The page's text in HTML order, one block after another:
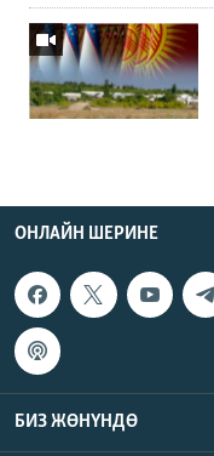
ОНЛАЙН ШЕРИНЕ
БИЗ ЖӨНҮНДӨ